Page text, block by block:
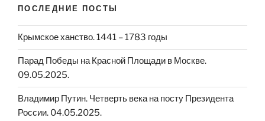
ПОСЛЕДНИЕ ПОСТЫ
Крымское ханство. 1441 – 1783 годы
Парад Победы на Красной Площади в Москве.
09.05.2025.
Владимир Путин. Четверть века на посту Президента
России. 04.05.2025.